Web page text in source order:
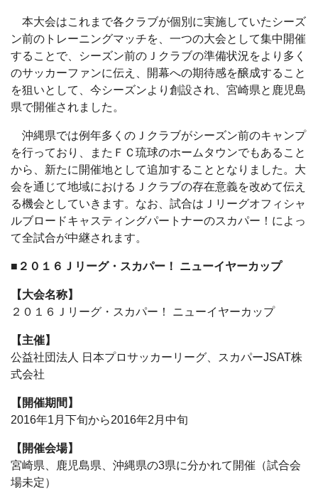
本大会はこれまで各クラブが個別に実施していたシーズ
ン前のトレーニングマッチを、一つの大会として集中開催
することで、シーズン前のＪクラブの準備状況をより多く
のサッカーファンに伝え、開幕への期待感を醸成すること
を狙いとして、今シーズンより創設され、宮崎県と鹿児島
県で開催されました。
沖縄県では例年多くのＪクラブがシーズン前のキャンプ
を行っており、またＦＣ琉球のホームタウンでもあること
から、新たに開催地として追加することとなりました。大
会を通じて地域におけるＪクラブの存在意義を改めて伝え
る機会としていきます。なお、試合はＪリーグオフィシャ
ルブロードキャスティングパートナーのスカパー！によっ
て全試合が中継されます。
■２０１６Ｊリーグ・スカパー！ ニューイヤーカップ
【大会名称】
２０１６Ｊリーグ・スカパー！ ニューイヤーカップ
【主催】
公益社団法人 日本プロサッカーリーグ、スカパーJSAT株
式会社
【開催期間】
2016年1月下旬から2016年2月中旬
【開催会場】
宮崎県、鹿児島県、沖縄県の3県に分かれて開催（試合会
場未定）